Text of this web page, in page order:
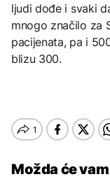
ljudi dođe i svaki
mnogo značilo za
pacijenata, pa i
blizu 300.
Možda će